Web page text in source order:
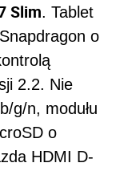
Slim. Tablet
o
2.2. Nie
g/n, modułu
o
HDMI D-